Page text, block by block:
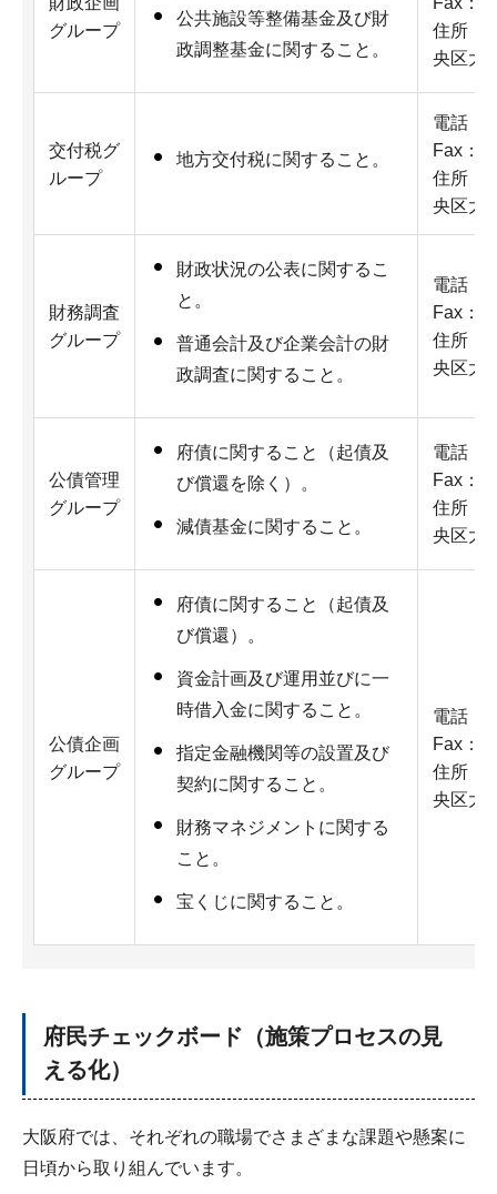
グループ
公共施設等整備基金及び財
政調整基金に関すること。
住所：
央区大
交付税グ
ループ
地方交付税に関すること。
電話：
Fax：
住所：
央区大
財務調査
グループ
財政状況の公表に関するこ
と。
普通会計及び企業会計の財
政調査に関すること。
電話：
Fax：
住所：
央区大
公債管理
グループ
府債に関すること（起債及
び償還を除く）。
減債基金に関すること。
電話：
Fax：
住所：
央区大
公債企画
グループ
府債に関すること（起債及
び償還）。
資金計画及び運用並びに一
時借入金に関すること。
指定金融機関等の設置及び
契約に関すること。
財務マネジメントに関する
こと。
宝くじに関すること。
電話：
Fax：
住所：
央区大
府民チェックボード（施策プロセスの見
える化）
大阪府では、それぞれの職場でさまざまな課題や懸案に
日頃から取り組んでいます。